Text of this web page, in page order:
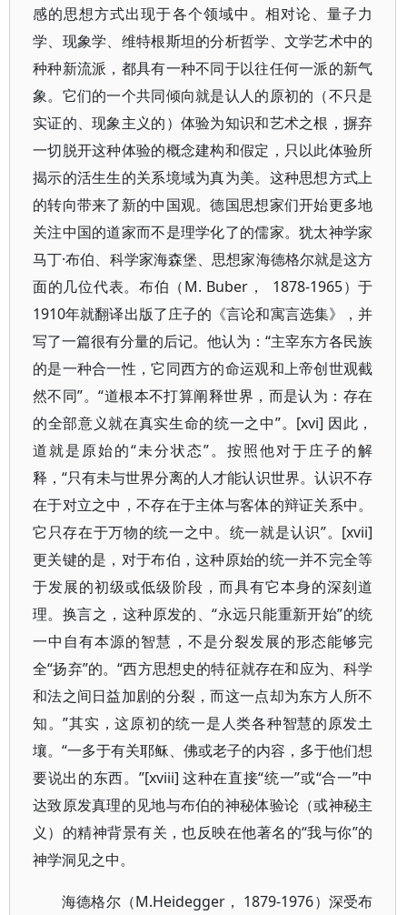
感的思想方式出现于各个领域中。相对论、量子力
学、现象学、维特根斯坦的分析哲学、文学艺术中的
种种新流派，都具有一种不同于以往任何一派的新气
象。它们的一个共同倾向就是认人的原初的（不只是
实证的、现象主义的）体验为知识和艺术之根，摒弃
一切脱开这种体验的概念建构和假定，只以此体验所
揭示的活生生的关系境域为真为美。这种思想方式上
的转向带来了新的中国观。德国思想家们开始更多地
关注中国的道家而不是理学化了的儒家。犹太神学家
马丁·布伯、科学家海森堡、思想家海德格尔就是这方
面的几位代表。布伯（M. Buber， 1878-1965）于
1910年就翻译出版了庄子的《言论和寓言选集》，并
写了一篇很有分量的后记。他认为：“主宰东方各民族
的是一种合一性，它同西方的命运观和上帝创世观截
然不同”。“道根本不打算阐释世界，而是认为：存在
的全部意义就在真实生命的统一之中”。[xvi] 因此，
道就是原始的“未分状态”。按照他对于庄子的解
释，“只有未与世界分离的人才能认识世界。认识不存
在于对立之中，不存在于主体与客体的辩证关系中。
它只存在于万物的统一之中。统一就是认识”。[xvii]
更关键的是，对于布伯，这种原始的统一并不完全等
于发展的初级或低级阶段，而具有它本身的深刻道
理。换言之，这种原发的、“永远只能重新开始”的统
一中自有本源的智慧，不是分裂发展的形态能够完
全“扬弃”的。“西方思想史的特征就存在和应为、科学
和法之间日益加剧的分裂，而这一点却为东方人所不
知。”其实，这原初的统一是人类各种智慧的原发土
壤。“一多于有关耶稣、佛或老子的内容，多于他们想
要说出的东西。”[xviii] 这种在直接“统一”或“合一”中
达致原发真理的见地与布伯的神秘体验论（或神秘主
义）的精神背景有关，也反映在他著名的“我与你”的
神学洞见之中。
海德格尔（M.Heidegger， 1879-1976）深受布